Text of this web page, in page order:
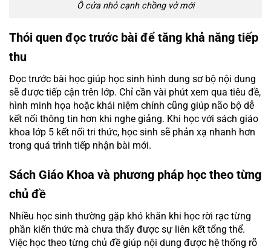
Ô cửa nhỏ cạnh chồng vở mới
Thói quen đọc trước bài để tăng khả năng tiếp
thu
Đọc trước bài học giúp học sinh hình dung sơ bộ nội dung
sẽ được tiếp cận trên lớp. Chỉ cần vài phút xem qua tiêu đề,
hình minh họa hoặc khái niệm chính cũng giúp não bộ dễ
kết nối thông tin hơn khi nghe giảng. Khi học với sách giáo
khoa lớp 5 kết nối tri thức, học sinh sẽ phản xạ nhanh hơn
trong quá trình tiếp nhận bài mới.
Sách Giáo Khoa và phương pháp học theo từng
chủ đề
Nhiều học sinh thường gặp khó khăn khi học rời rạc từng
phần kiến thức mà chưa thấy được sự liên kết tổng thể.
Việc học theo từng chủ đề giúp nội dung được hệ thống rõ